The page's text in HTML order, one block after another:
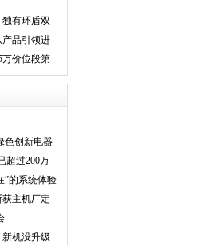
有环盾双
品引领进
万价位段第
色创新电器
超过200万
”的系统体验
主机厂定
机没升级